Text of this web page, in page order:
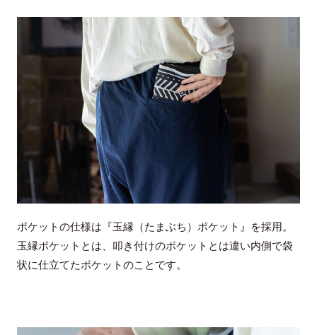
ポケットの仕様は『玉縁（たまぶち）ポケット』を採用。
玉縁ポケットとは、叩き付けのポケットとは違い内側で袋
状に仕立てたポケットのことです。